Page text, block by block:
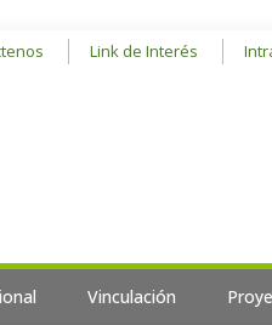
Link de Interés
Vinculación